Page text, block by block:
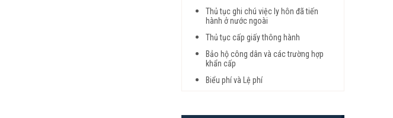
Thủ tục ghi chú việc ly hôn đã tiến
hành ở nước ngoài
Thủ tục cấp giấy thông hành
Bảo hộ công dân và các trường hợp
khẩn cấp
Biểu phí và Lệ phí